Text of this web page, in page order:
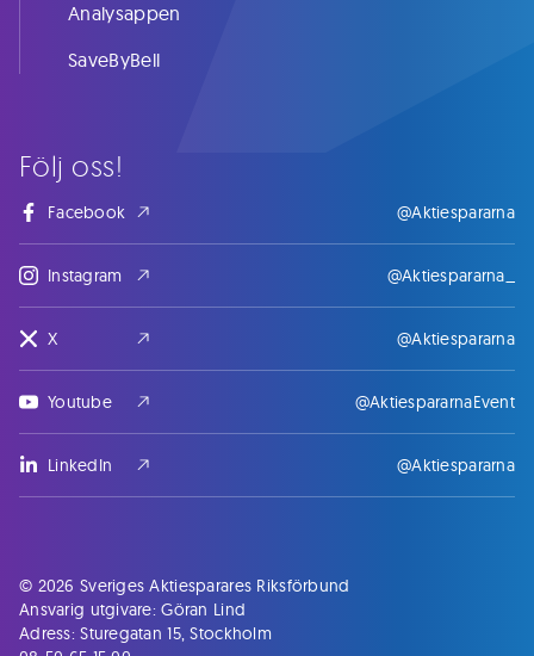
Följ oss!
Facebook @Aktiespararna
Instagram @Aktiespararna_
X @Aktiespararna
Youtube @AktiespararnaEvent
LinkedIn @Aktiespararna
Analysappen
SaveByBell
© 2026 Sveriges Aktiesparares Riksförbund
Ansvarig utgivare: Göran Lind
Adress: Sturegatan 15, Stockholm